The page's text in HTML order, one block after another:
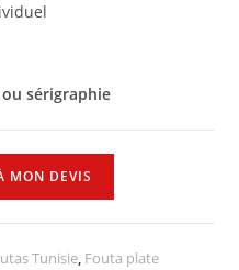
sérigraphie
MON DEVIS
Tunisie, Fouta plate